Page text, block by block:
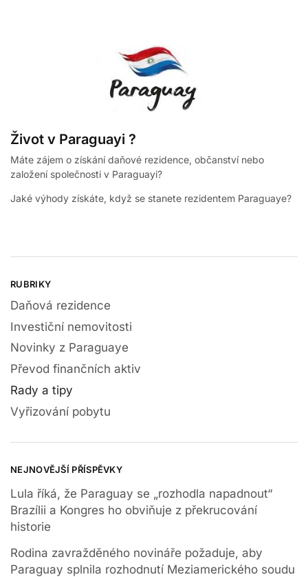
Život v Paraguayi ?
Máte zájem o získání daňové rezidence, občanství nebo
založení společnosti v Paraguayi?
Jaké výhody získáte, když se stanete rezidentem Paraguaye?
RUBRIKY
Daňová rezidence
Investiční nemovitosti
Novinky z Paraguaye
Převod finančních aktiv
Rady a tipy
Vyřizování pobytu
NEJNOVĚJŠÍ PŘÍSPĚVKY
Lula říká, že Paraguay se „rozhodla napadnout“
Brazílii a Kongres ho obviňuje z překrucování
historie
Rodina zavražděného novináře požaduje, aby
Paraguay splnila rozhodnutí Meziamerického soudu